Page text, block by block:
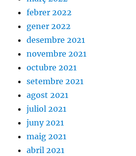
febrer 2022
gener 2022
desembre 2021
novembre 2021
octubre 2021
setembre 2021
agost 2021
juliol 2021
juny 2021
maig 2021
abril 2021